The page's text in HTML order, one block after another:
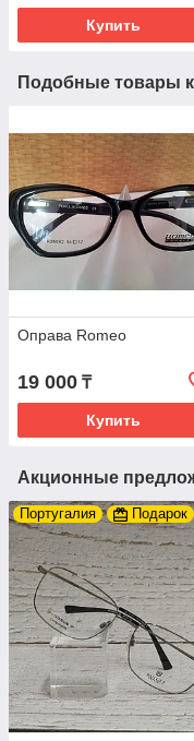
Купить
Подобные товары
Оправа Romeo
19 000 ₸
Купить
Акционные
Португалия Подарок